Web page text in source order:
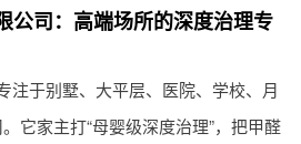
公司：高端场所的深度治理专
注于别墅、大平层、医院、学校、月
它家主打“母婴级深度治理”，把甲醛